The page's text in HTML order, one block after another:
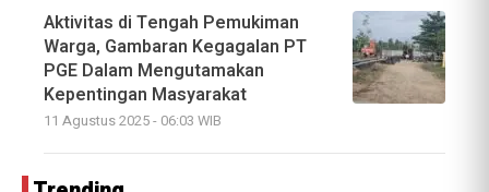
Aktivitas di Tengah Pemukiman
Warga, Gambaran Kegagalan PT
PGE Dalam Mengutamakan
Kepentingan Masyarakat
11 Agustus 2025 - 06:03 WIB